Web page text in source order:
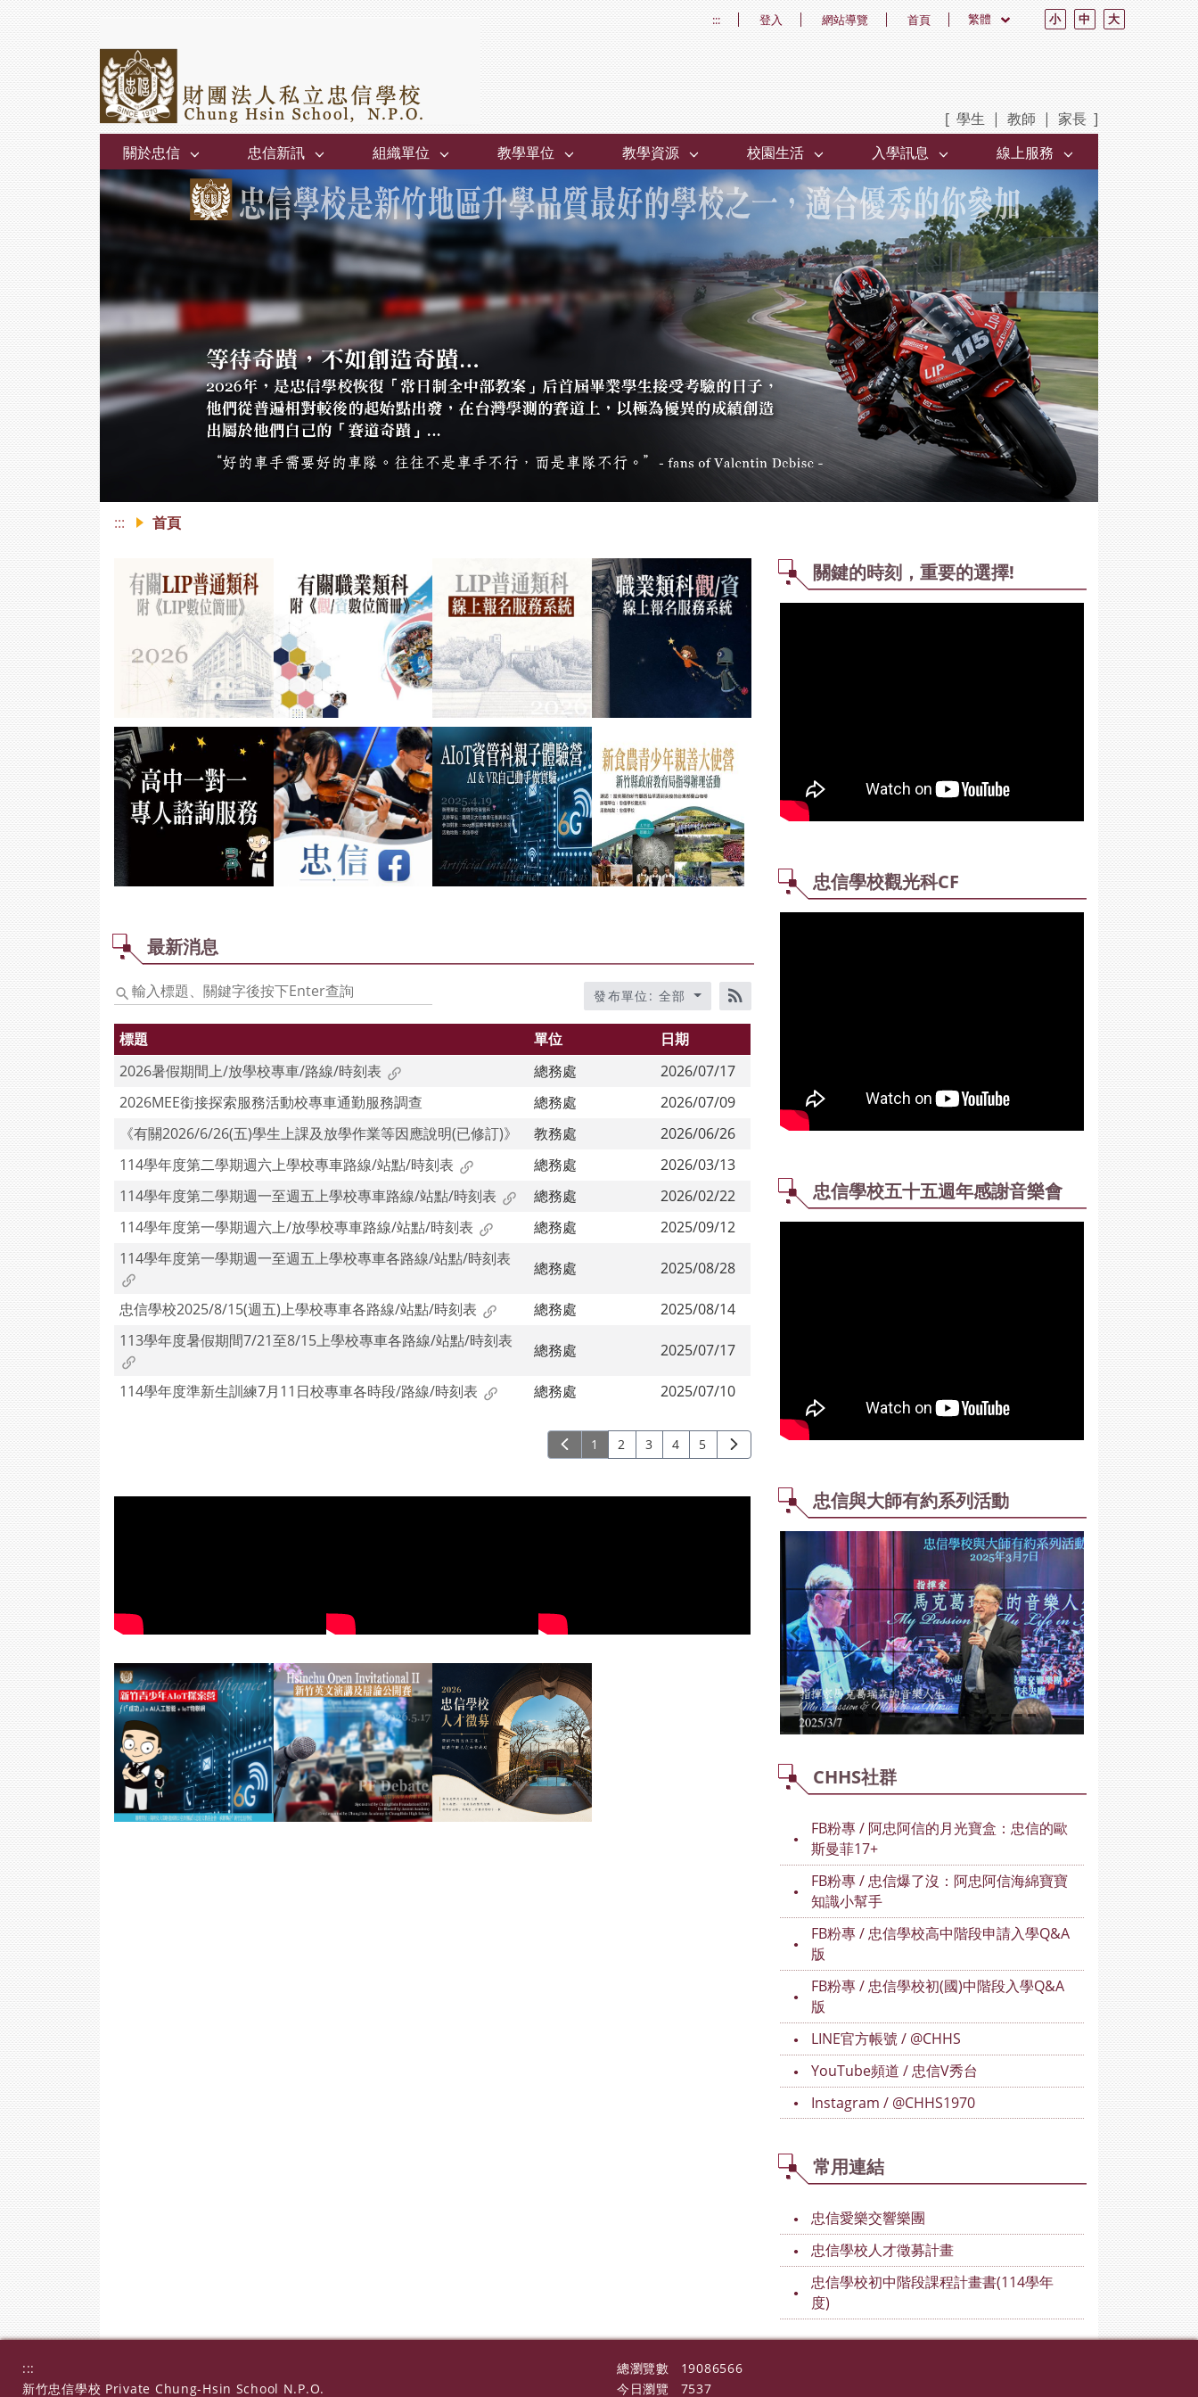
::: 登入 網站導覽 首頁 繁體 小 中 大
[ 學生 | 教師 | 家長 ]
關於忠信
忠信新訊 組織單位 教學單位 教學資源 校園生活 入學訊息 線上服務
Previous Next
::: 首頁
最新消息
輸
入
標
題、
關
字
下
Enter
詢
發布單位: 全部
RSS訂閱
標題 單位
日期
2026暑假期間上/放學校專車/路線/時刻表
總務處
2026/07/17
2026MEE銜接探索服務活動校專車通勤服務調查
總務處
2026/07/09
《有關2026/6/26(五)學生上課及放學作業等因應說明(已修訂)》
教務處
2026/06/26
114學年度第二學期週六上學校專車路線/站點/時刻表
總務處
2026/03/13
114學年度第二學期週一至週五上學校專車路線/站點/時刻表
總務處
2026/02/22
114學年度第一學期週六上/放學校專車路線/站點/時刻表
總務處
2025/09/12
114學年度第一學期週一至週五上學校專車各路線/站點/時刻表
總務處 2025/08/28
忠信學校2025/8/15(週五)上學校專車各路線/站點/時刻表 總務處
2025/08/14
113學年度暑假期間7/21至8/15上學校專車各路線/站點/時刻表
總務處 2025/07/17
114學年度準新生訓練7月11日校專車各時段/路線/時刻表 總務處 2025/07/10
1 2 3 4 5
關鍵的時刻，重要的選擇!
忠信學校觀光科CF
忠信學校五十五週年感謝音樂會
忠信與大師有約系列活動
Previous Next
CHHS社群
FB粉專 / 阿忠阿信的月光寶盒：忠信的歐
斯曼菲17+
FB粉專 / 忠信爆了沒：阿忠阿信海綿寶寶
知識小幫手
FB粉專 / 忠信學校高中階段申請入學Q&A
版
FB粉專 / 忠信學校初(國)中階段入學Q&A
版
LINE官方帳號 / @CHHS
YouTube頻道 / 忠信V秀台
Instagram / @CHHS1970
常用連結
忠信愛樂交響樂團
忠信學校人才徵募計畫
忠信學校初中階段課程計畫書(114學年
度)
:::
新竹忠信學校 Private Chung-Hsin School N.P.O.
總瀏覽數
19086566
今日瀏覽
7537